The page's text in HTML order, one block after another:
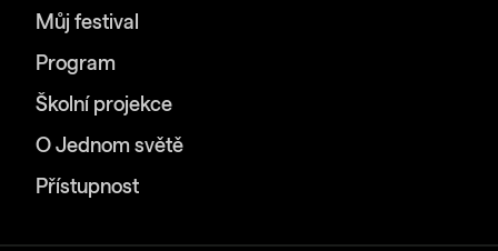
Můj festival
Program
Školní projekce
O Jednom světě
Přístupnost